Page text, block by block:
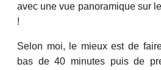
avec une vue panoramique sur
!
Selon moi, le mieux est de
bas de 40 minutes puis de